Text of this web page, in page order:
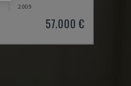
2009
57.000 €